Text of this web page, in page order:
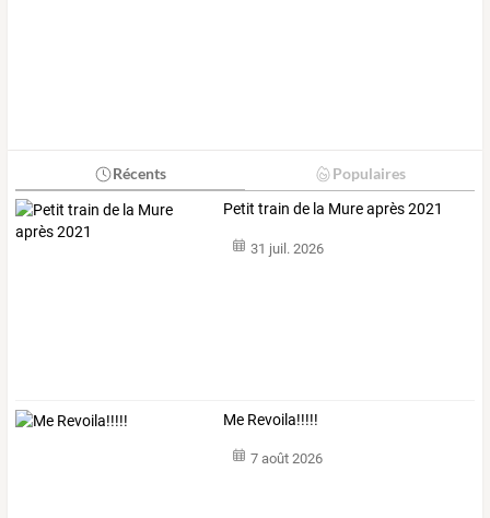
Récents Populaires
Petit train de la Mure après 2021
31 juil. 2026
Me Revoila!!!!!
7 août 2026